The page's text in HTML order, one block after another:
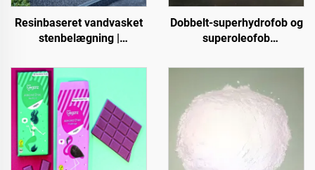
Resinbaseret vandvasket
stenbelægning |
krystalsten, stengulv til
kommercielle og private
formål
Dobbelt-superhydrofob og
superoleofob
sammen med
eller i andre scenarier,
hvor hydrofobe og
oleofobe egenskaber